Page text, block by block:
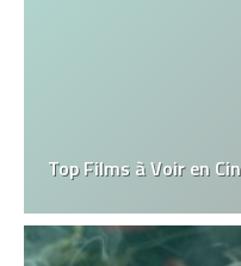
Top Films à Voir en